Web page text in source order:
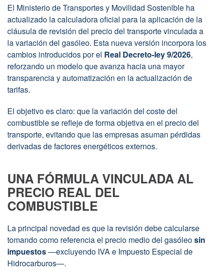
precio
transporte:
la
nueva
calculadora
oficial
ya
adapta
coste
real
del
combustible
El Ministerio de Transportes y Movilidad Sostenible ha
actualizado la calculadora oficial para la aplicación de la
cláusula de revisión del precio del transporte vinculada a
la variación del gasóleo. Esta nueva versión incorpora los
cambios introducidos por el Real Decreto-ley 9/2026,
reforzando un modelo que avanza hacia una mayor
transparencia y automatización en la actualización de
tarifas.
El objetivo es claro: que la variación del coste del
combustible se refleje de forma objetiva en el precio del
transporte, evitando que las empresas asuman pérdidas
derivadas de factores energéticos externos.
UNA FÓRMULA VINCULADA AL
PRECIO REAL DEL
COMBUSTIBLE
La principal novedad es que la revisión debe calcularse
tomando como referencia el precio medio del gasóleosin
impuestos—excluyendo IVA e Impuesto Especial de
Hidrocarburos—.